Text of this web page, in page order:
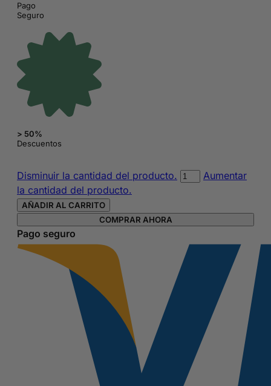
Pago
Seguro
> 50%
Descuentos
Disminuir la cantidad del producto. Mochila
Wings
de
cantidad
Aumentar
la cantidad del producto.
AÑADIR AL CARRITO
COMPRAR AHORA
Pago seguro